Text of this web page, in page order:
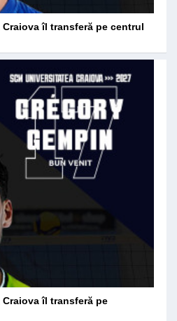
Craiova îl transferă pe centrul
Craiova îl transferă pe